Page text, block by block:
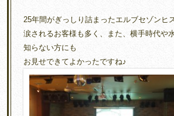
25年間がぎっしり詰まったエルブセゾンヒ
涙されるお客様も多く、また、横手時代や
知らない方にも
お見せできてよかったですね♪